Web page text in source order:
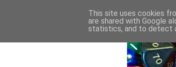
This site uses cookies
are shared with Google
statistics, and to detect